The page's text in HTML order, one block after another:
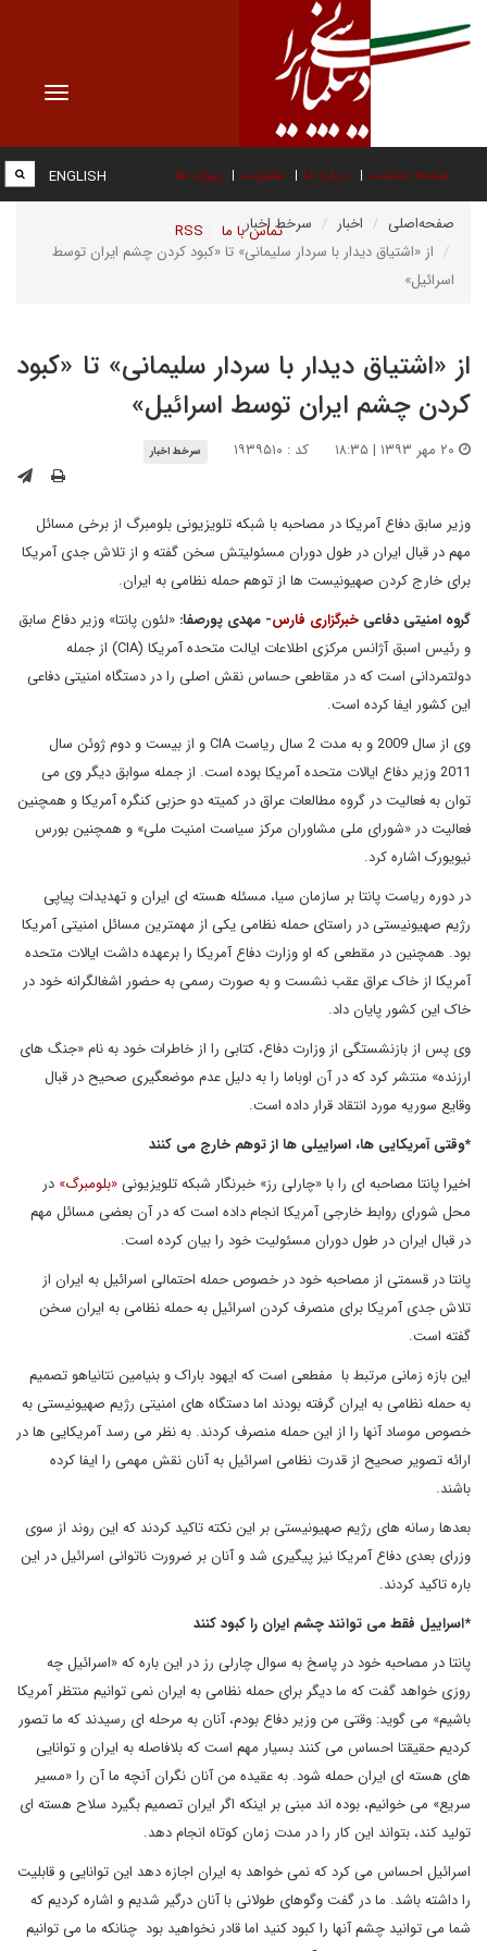
Toggle
صفحه نخست درباره ما عضویت پیوند ها
تماس با ما RSS
ENGLISH
صفحه‌اصلی اخبار
سرخط اخبار
از «اشتیاق دیدار با سردار سلیمانی» تا «کبود کردن چشم ایران توسط
اسرائیل»
از «اشتیاق دیدار با سردار سلیمانی» تا «کبود
کردن چشم ایران توسط اسرائیل»
کد : ۱۹۳۹۵۱۰ سرخط اخبار
وزیر سابق دفاع آمریکا در مصاحبه با شبکه تلویزیونی بلومبرگ از برخی مسائل
مهم در قبال ایران در طول دوران مسئولیتش سخن گفته و از تلاش جدی آمریکا
برای خارج کردن صهیونیست ها از توهم حمله نظامی به ایران.
گروه امنیتی دفاعی خبرگزاری فارس- مهدی پورصفا: «لئون پانتا» وزیر دفاع سابق
و رئیس اسبق آژانس مرکزی اطلاعات ایالت متحده آمریکا (CIA) از جمله
دولتمردانی است که در مقاطعی حساس نقش اصلی را در دستگاه امنیتی دفاعی
این کشور ایفا کرده است.
وی از سال 2009 و به مدت 2 سال ریاست CIA و از بیست و دوم ژوئن سال
2011 وزیر دفاع ایالات متحده آمریکا بوده است. از جمله سوابق دیگر وی می
توان به فعالیت در گروه مطالعات عراق در کمیته دو حزبی کنگره آمریکا و همچنین
فعالیت در «شورای ملی مشاوران مرکز سیاست امنیت ملی» و همچنین بورس
نیویورک اشاره کرد.
در دوره ریاست پانتا بر سازمان سیا، مسئله هسته ای ایران و تهدیدات پیاپی
رژیم صهیونیستی در راستای حمله نظامی یکی از مهمترین مسائل امنیتی آمریکا
بود. همچنین در مقطعی که او وزارت دفاع آمریکا را برعهده داشت ایالات متحده
آمریکا از خاک عراق عقب نشست و به صورت رسمی به حضور اشغالگرانه خود در
خاک این کشور پایان داد.
وی پس از بازنشستگی از وزارت دفاع، کتابی را از خاطرات خود به نام «جنگ های
ارزنده» منتشر کرد که در آن اوباما را به دلیل عدم موضعگیری صحیح در قبال
وقایع سوریه مورد انتقاد قرار داده است.
*وقتی آمریکایی ها، اسراییلی ها از توهم خارج می کنند
اخیرا پانتا مصاحبه ای را با «چارلی رز» خبرنگار شبکه تلویزیونی«بلومبرگ» در
محل شورای روابط خارجی آمریکا انجام داده است که در آن بعضی مسائل مهم
در قبال ایران در طول دوران مسئولیت خود را بیان کرده است.
پانتا در قسمتی از مصاحبه خود در خصوص حمله احتمالی اسرائیل به ایران از
تلاش جدی آمریکا برای منصرف کردن اسرائیل به حمله نظامی به ایران سخن
گفته است.
این بازه زمانی مرتبط با مفطعی است که ایهود باراک و بنیامین نتانیاهو تصمیم
به حمله نظامی به ایران گرفته بودند اما دستگاه های امنیتی رژیم صهیونیستی به
خصوص موساد آنها را از این حمله منصرف کردند. به نظر می رسد آمریکایی ها در
ارائه تصویر صحیح از قدرت نظامی اسرائیل به آنان نقش مهمی را ایفا کرده
باشند.
بعدها رسانه های رژیم صهیونیستی بر این نکته تاکید کردند که این روند از سوی
وزرای بعدی دفاع آمریکا نیز پیگیری شد و آنان بر ضرورت ناتوانی اسرائیل در این
باره تاکید کردند.
*اسراییل فقط می توانند چشم ایران را کبود کنند
پانتا در مصاحبه خود در پاسخ به سوال چارلی رز در این باره که «اسرائیل چه
روزی خواهد گفت که ما دیگر برای حمله نظامی به ایران نمی توانیم منتظر آمریکا
باشیم» می گوید: وقتی من وزیر دفاع بودم، آنان به مرحله ای رسیدند که ما تصور
کردیم حقیقتا احساس می کنند بسیار مهم است که بلافاصله به ایران و توانایی
های هسته ای ایران حمله شود. به عقیده من آنان نگران آنچه ما آن را «مسیر
سریع» می خوانیم، بوده اند مبنی بر اینکه اگر ایران تصمیم بگیرد سلاح هسته ای
تولید کند، بتواند این کار را در مدت زمان کوتاه انجام دهد.
اسرائیل احساس می کرد که نمی خواهد به ایران اجازه دهد این توانایی و قابلیت
را داشته باشد. ما در گفت وگوهای طولانی با آنان درگیر شدیم و اشاره کردیم که
شما می توانید چشم آنها را کبود کنید اما قادر نخواهید بود چنانکه ما می توانیم